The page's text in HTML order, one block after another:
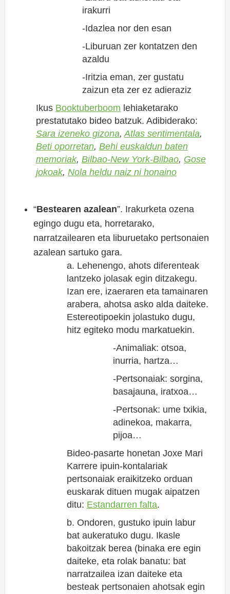
irakurri
-Idazlea nor den esan
-Liburuan zer kontatzen den
azaldu
-Iritzia eman, zer gustatu
zaizun eta zer ez adieraziz
Ikus Booktuberboom lehiaketarako
prestatutako bideo batzuk. Adibiderako:
Sara izeneko gizona,Atlas sentimentala,
Beti oporretan, Behi euskaldun baten
memoriak, Bilbao-New York-Bilbao, Gose
jokoak, Nola heldu naiz ni honaino
“Bestearen azalean”. Irakurketa ozena
egingo dugu eta, horretarako,
narratzailearen eta liburuetako pertsonaien
azalean sartuko gara.
a. Lehenengo, ahots diferenteak
lantzeko jolasak egin ditzakegu.
Izan ere, izaeraren eta tamainaren
arabera, ahotsa asko alda daiteke.
Estereotipoekin jolastuko dugu,
hitz egiteko modu markatuekin.
-Animaliak: otsoa,
inurria, hartza…
-Pertsonaiak: sorgina,
basajauna, iratxoa…
-Pertsonak: ume txikia,
adinekoa, makarra,
pijoa…
Bideo-pasarte honetan Joxe Mari
Karrere ipuin-kontalariak
pertsonaiak eraikitzeko orduan
euskarak dituen mugak aipatzen
ditu: Estandarren falta.
b. Ondoren, gustuko ipuin labur
bat aukeratuko dugu. Ikasle
bakoitzak berea (binaka ere egin
daiteke, eta rolak banatu: bat
narratzailea izan daiteke eta
besteak pertsonaien ahotsak egin